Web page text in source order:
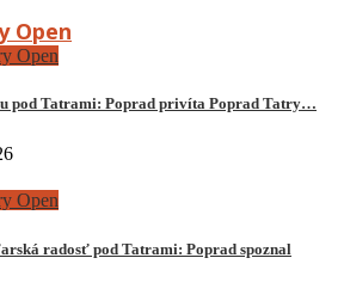
Open
Open
pod Tatrami: Poprad privíta Poprad Tatry…
Open
radosť pod Tatrami: Poprad spoznal